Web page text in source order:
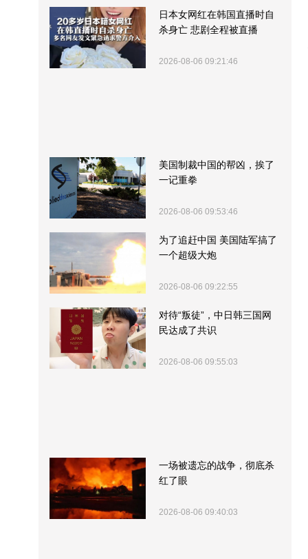
日本女网红在韩国直播时自
杀身亡 悲剧全程被直播
2026-08-06 09:21:46
美国制裁中国的帮凶，挨了
一记重拳
2026-08-06 09:53:46
为了追赶中国 美国陆军搞了
一个超级大炮
2026-08-06 09:22:55
对待“叛徒”，中日韩三国网
民达成了共识
2026-08-06 09:55:03
一场被遗忘的战争，彻底杀
红了眼
2026-08-06 09:40:03